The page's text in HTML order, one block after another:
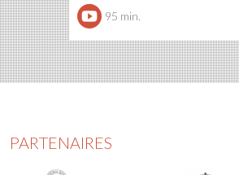
95 min.
PARTENAIRES